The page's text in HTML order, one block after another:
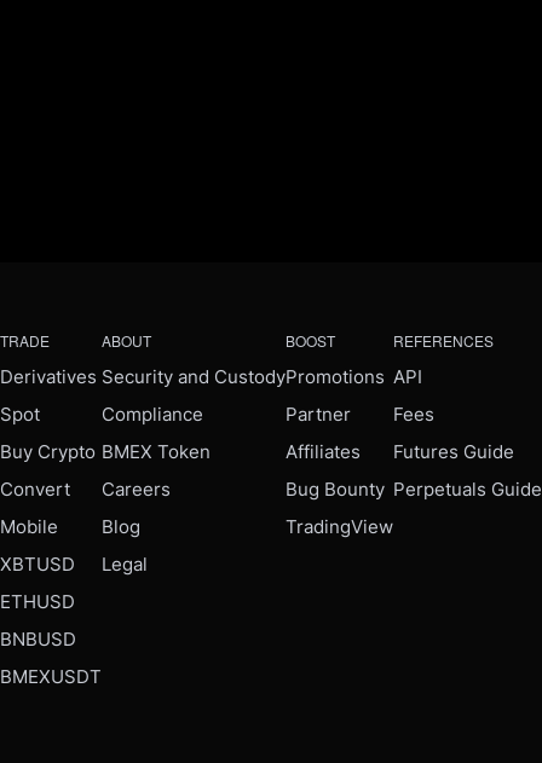
TRADE
Derivatives
Spot
Buy Crypto
Convert
Mobile
XBTUSD
ETHUSD
BNBUSD
BMEXUSDT
ABOUT
Security and Custody
Compliance
BMEX Token
Careers
Blog
Legal
BOOST
Promotions
Partner
Affiliates
Bug Bounty
TradingView
REFERENCES
API
Fees
Futures Guide
Perpetuals Guide